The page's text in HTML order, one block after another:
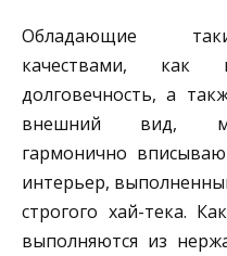
Обладающие
качествами, как
долговечность, а
внешний вид,
гармонично
интерьер,
строгого хай-тека.
выполняются из